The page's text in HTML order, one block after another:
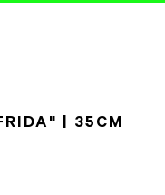
| 35CM